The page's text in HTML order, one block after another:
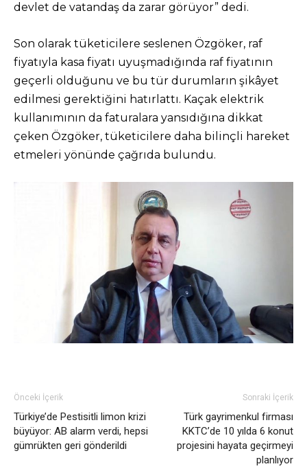
devlet de vatandaş da zarar görüyor” dedi.
Son olarak tüketicilere seslenen Özgöker, raf
fiyatıyla kasa fiyatı uyuşmadığında raf fiyatının
geçerli olduğunu ve bu tür durumların şikâyet
edilmesi gerektiğini hatırlattı. Kaçak elektrik
kullanımının da faturalara yansıdığına dikkat
çeken Özgöker, tüketicilere daha bilinçli hareket
etmeleri yönünde çağrıda bulundu.
Önceki İçerik
Türkiye’de Pestisitli limon krizi
büyüyor: AB alarm verdi, hepsi
gümrükten geri gönderildi
Sonraki İçerik
Türk gayrimenkul firması
KKTC’de 10 yılda 6 konut
projesini hayata geçirmeyi
planlıyor